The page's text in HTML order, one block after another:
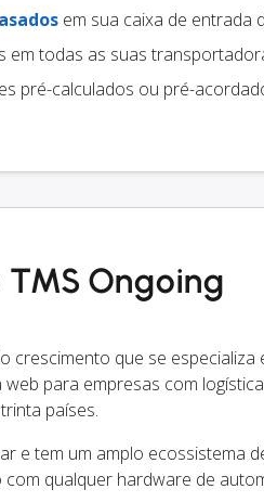
em sua caixa de entrada
em todas as suas
pré-calculados ou pré-
Ongoing
que se especializa
para empresas com
países.
e tem um amplo ecossistema
qualquer hardware de